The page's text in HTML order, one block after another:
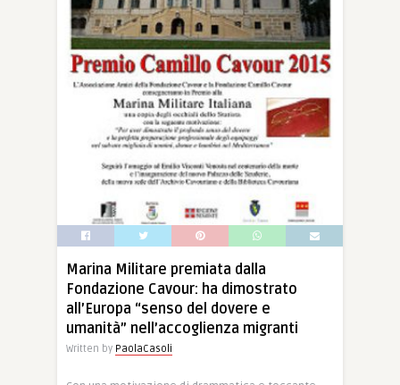
Marina Militare premiata dalla
Fondazione Cavour: ha dimostrato
all’Europa “senso del dovere e
umanità” nell’accoglienza migranti
Written by PaolaCasoli